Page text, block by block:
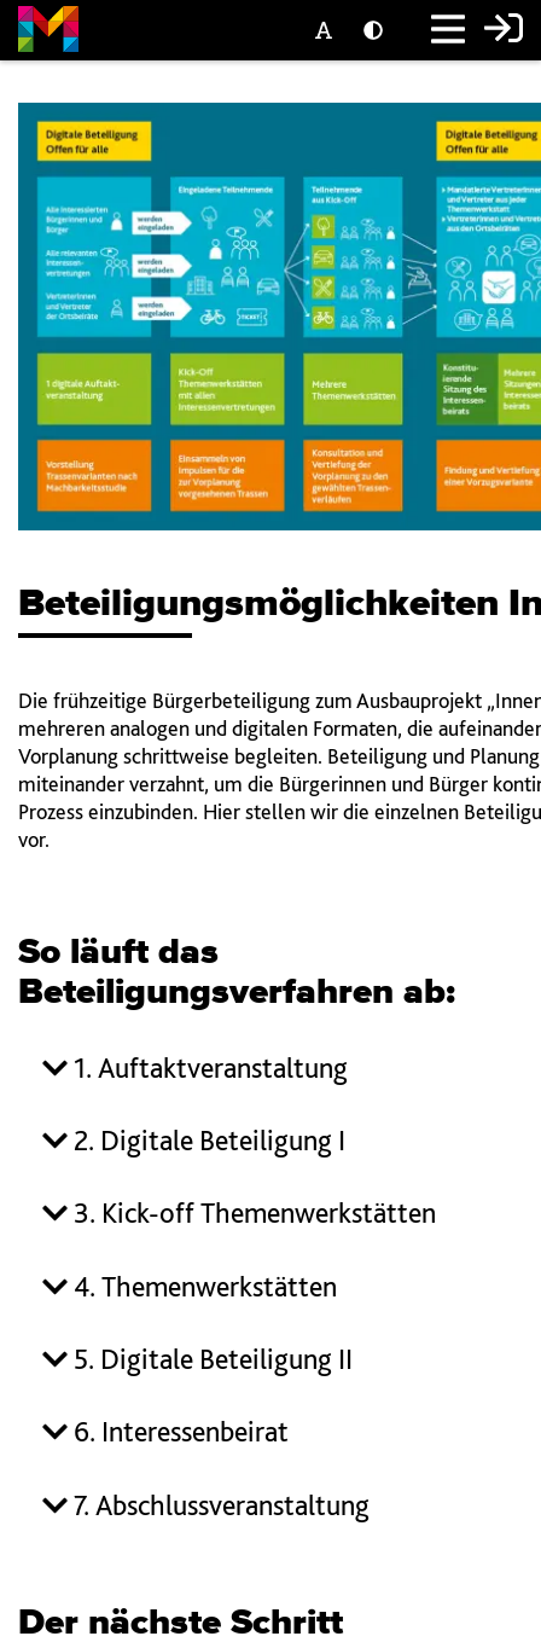
Beteiligungsmöglichkeiten
Die frühzeitige Bürgerbeteiligung zum Ausbauprojekt
mehreren analogen und digitalen Formaten, die
Vorplanung schrittweise begleiten. Beteiligung und
miteinander verzahnt, um die Bürgerinnen und Bürger
Prozess einzubinden. Hier stellen wir die einzelnen
vor.
So läuft das
Beteiligungsverfahren ab:
1. Auftaktveranstaltung
2. Digitale Beteiligung I
3. Kick-off Themenwerkstätten
4. Themenwerkstätten
5. Digitale Beteiligung II
6. Interessenbeirat
7. Abschlussveranstaltung
Der nächste Schritt